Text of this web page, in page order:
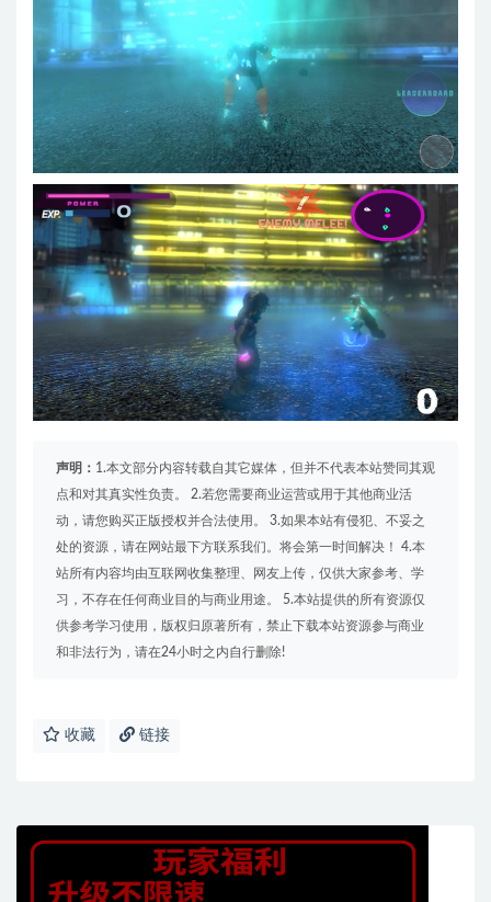
声明： 1.本文部分内容转载自其它媒体，但并不代表本站赞同其观
点和对其真实性负责。 2.若您需要商业运营或用于其他商业活
动，请您购买正版授权并合法使用。 3.如果本站有侵犯、不妥之
处的资源，请在网站最下方联系我们。将会第一时间解决！ 4.本
站所有内容均由互联网收集整理、网友上传，仅供大家参考、学
习，不存在任何商业目的与商业用途。 5.本站提供的所有资源仅
供参考学习使用，版权归原著所有，禁止下载本站资源参与商业
和非法行为，请在24小时之内自行删除!
收藏 链接